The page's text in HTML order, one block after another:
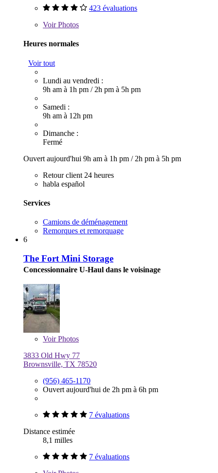
423 évaluations
VoirPhotos
Heures normales
Voir tout
Lundi au vendredi :
9h am à 1h pm / 2h pm à 5h pm
Samedi :
9h am à 12h pm
Dimanche :
Fermé
Ouvert aujourd'hui 9h am à 1h pm / 2h pm à 5h pm
Retour client 24 heures
habla español
Services
Camions de déménagement
Remorques et remorquage
6
The Fort Mini Storage
Concessionnaire U-Haul dans le voisinage
VoirPhotos
3833 Old Hwy 77
Brownsville, TX 78520
(956) 465-1170
Ouvert aujourd'hui de 2h pm à 6h pm
7 évaluations
Distance estimée
8,1 milles
7 évaluations